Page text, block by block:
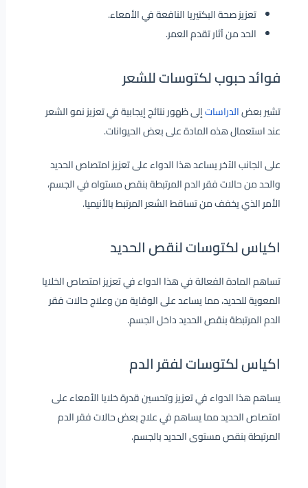
تعزيز صحة البكتيريا النافعة في الأمعاء.
الحد من آثار تقدم العمر.
فوائد حبوب لكتوسات للشعر
تشير بعضالدراساتإلى ظهور نتائج إيجابية في تعزيز نمو الشعر
عند استعمال هذه المادة على بعض الحيوانات.
على الجانب الآخر يساعد هذا الدواء على تعزيز امتصاص الحديد
والحد من حالات فقر الدم المرتبطة بنقص مستواه في الجسم،
الأمر الذي يخفف من تساقط الشعر المرتبط بالأنيميا.
اكياس لكتوسات لنقص الحديد
تساهم المادة الفعالة في هذا الدواء في تعزيز امتصاص الخلايا
المعوية للحديد، مما يساعد على الوقاية من وعلاج حالات فقر
الدم المرتبطة بنقص الحديد داخل الجسم.
اكياس لكتوسات لفقر الدم
يساهم هذا الدواء في تعزيز وتحسين قدرة خلايا الأمعاء على
امتصاص الحديد مما يساهم في علاج بعض حالات فقر الدم
المرتبطة بنقص مستوى الحديد بالجسم.